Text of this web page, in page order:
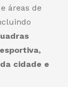
e áreas de
cidade e